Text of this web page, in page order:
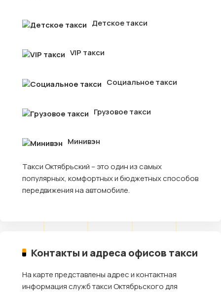
Детское такси
VIP такси
Социальное такси
Грузовое такси
Минивэн
Такси Октябрьский – это один из самых
популярных, комфортных и бюджетных способов
передвижения на автомобиле.
Контакты и адреса офисов такси
На карте представлены адрес и контактная
информация служб такси Октябрьского для